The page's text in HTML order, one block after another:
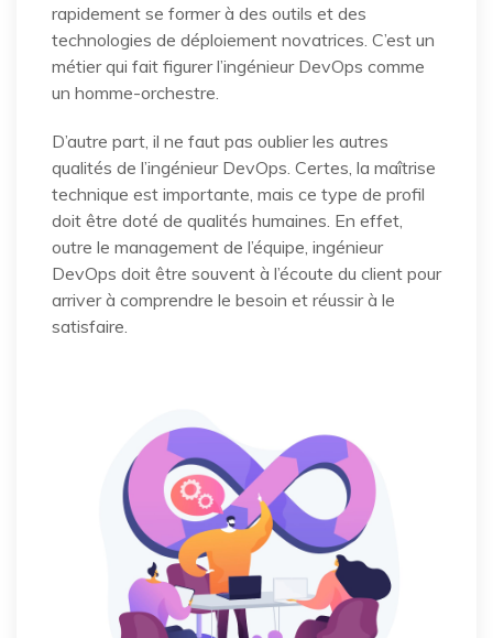
rapidement se former à des outils et des
technologies de déploiement novatrices. C’est un
métier qui fait figurer l’ingénieur DevOps comme
un homme-orchestre.
D’autre part, il ne faut pas oublier les autres
qualités de l’ingénieur DevOps. Certes, la maîtrise
technique est importante, mais ce type de profil
doit être doté de qualités humaines. En effet,
outre le management de l’équipe, ingénieur
DevOps doit être souvent à l’écoute du client pour
arriver à comprendre le besoin et réussir à le
satisfaire.